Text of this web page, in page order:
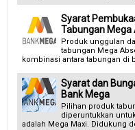
Syarat
Tabungan Mega
Produk unggulan
tabungan Mega
kombinasi antara tabungan di
Syarat dan
Bank Mega
Pilihan produk
diperuntukkan
adalah Mega Maxi. Didukung